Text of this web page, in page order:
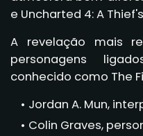
e Uncharted 4: A
A revelação mais
personagens
conhecido como The
Jordan A. Mun,
Colin Graves,